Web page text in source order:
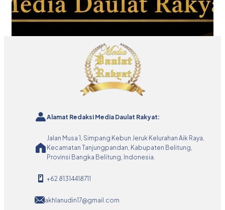
Alamat Redaksi Media Daulat Rakyat:
Jalan Musa 1, Simpang Kebun Jeruk Kelurahan Aik Raya,
Kecamatan Tanjungpandan, Kabupaten Belitung,
Provinsi Bangka Belitung, Indonesia.
+62 81314418711
akhlanudin17@gmail.com